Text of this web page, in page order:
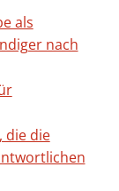
als
nach
die die